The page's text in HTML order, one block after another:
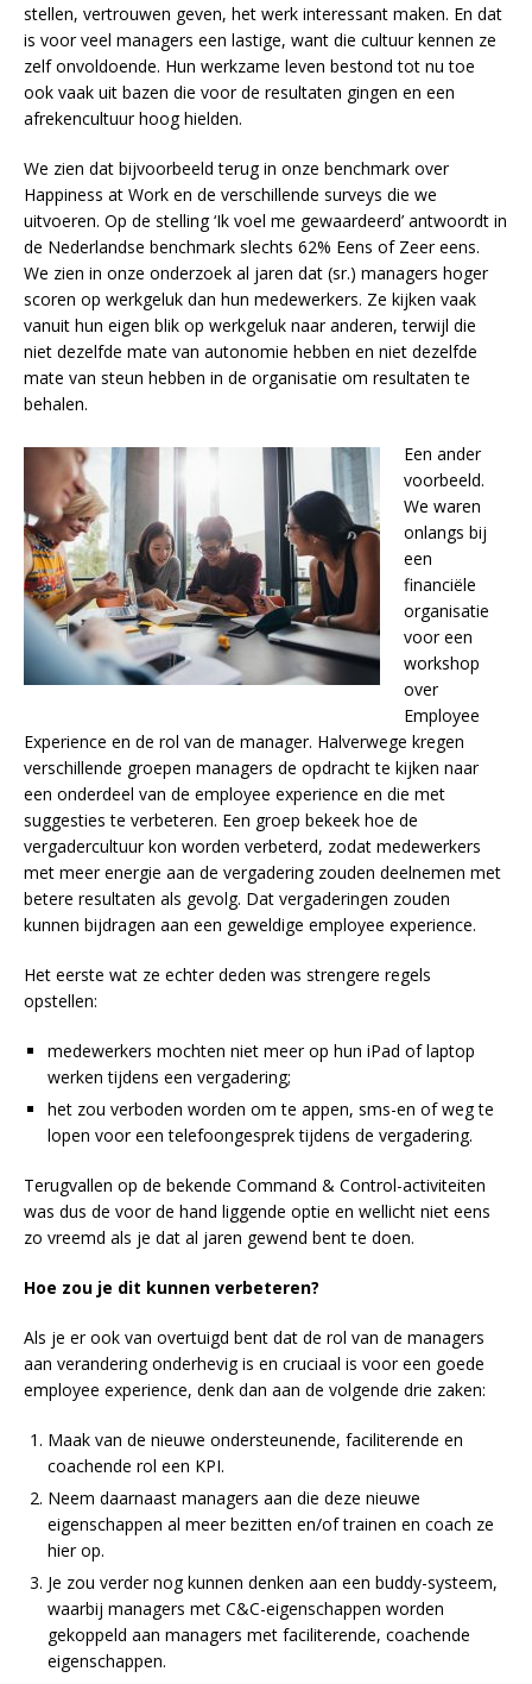
stellen, vertrouwen geven, het werk interessant maken. En dat
is voor veel managers een lastige, want die cultuur kennen ze
zelf onvoldoende. Hun werkzame leven bestond tot nu toe
ook vaak uit bazen die voor de resultaten gingen en een
afrekencultuur hoog hielden.
We zien dat bijvoorbeeld terug in onze benchmark over
Happiness at Work en de verschillende surveys die we
uitvoeren. Op de stelling ‘Ik voel me gewaardeerd’ antwoordt in
de Nederlandse benchmark slechts 62% Eens of Zeer eens.
We zien in onze onderzoek al jaren dat (sr.) managers hoger
scoren op werkgeluk dan hun medewerkers. Ze kijken vaak
vanuit hun eigen blik op werkgeluk naar anderen, terwijl die
niet dezelfde mate van autonomie hebben en niet dezelfde
mate van steun hebben in de organisatie om resultaten te
behalen.
Een ander
voorbeeld.
We waren
onlangs bij
een
financiële
organisatie
voor een
workshop
over
Employee
Experience en de rol van de manager. Halverwege kregen
verschillende groepen managers de opdracht te kijken naar
een onderdeel van de employee experience en die met
suggesties te verbeteren. Een groep bekeek hoe de
vergadercultuur kon worden verbeterd, zodat medewerkers
met meer energie aan de vergadering zouden deelnemen met
betere resultaten als gevolg. Dat vergaderingen zouden
kunnen bijdragen aan een geweldige employee experience.
Het eerste wat ze echter deden was strengere regels
opstellen:
medewerkers mochten niet meer op hun iPad of laptop
werken tijdens een vergadering;
het zou verboden worden om te appen, sms-en of weg te
lopen voor een telefoongesprek tijdens de vergadering.
Terugvallen op de bekende Command & Control-activiteiten
was dus de voor de hand liggende optie en wellicht niet eens
zo vreemd als je dat al jaren gewend bent te doen.
Hoe zou je dit kunnen verbeteren?
Als je er ook van overtuigd bent dat de rol van de managers
aan verandering onderhevig is en cruciaal is voor een goede
employee experience, denk dan aan de volgende drie zaken:
Maak van de nieuwe ondersteunende, faciliterende en
coachende rol een KPI.
Neem daarnaast managers aan die deze nieuwe
eigenschappen al meer bezitten en/of trainen en coach ze
hier op.
Je zou verder nog kunnen denken aan een buddy-systeem,
waarbij managers met C&C-eigenschappen worden
gekoppeld aan managers met faciliterende, coachende
eigenschappen.